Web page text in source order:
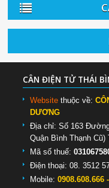
CÂN ĐIỆN TỬ THÁI
Website thuộc về:
DƯƠNG
Địa chỉ: Số 163
Quận Bình Thạnh Cũ)
Mã số thuế:
Điện thoại: 08. 3512
Mobile: 0908.608.666